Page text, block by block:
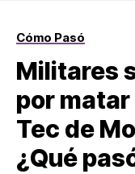
Cómo Pasó
Militares
por
Tec de
¿Qué